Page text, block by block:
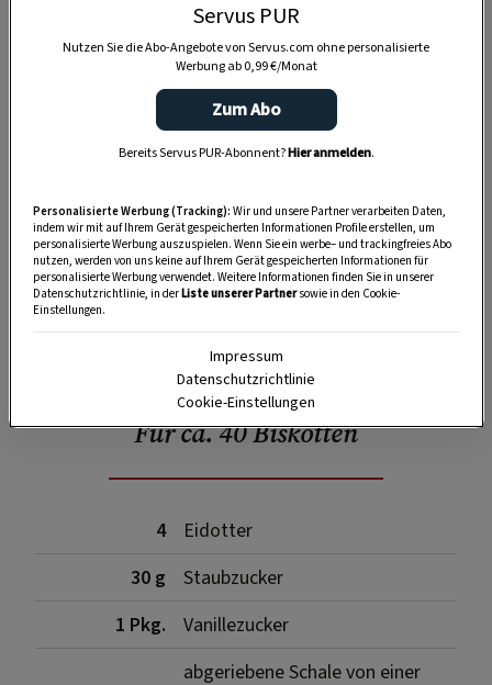
SPEICHERN DRUCKEN
Für ca. 40 Biskotten
4
Eidotter
30 g
Staubzucker
1 Pkg.
Vanillezucker
abgeriebene Schale von einer
Servus PUR
Nutzen Sie die Abo-Angebote von Servus.com ohne personalisierte
Werbung ab 0,99 €/Monat
Zum Abo
Bereits Servus PUR-Abonnent?Hier anmelden.
Personalisierte Werbung (Tracking): Wir und unsere Partner verarbeiten Daten,
indem wir mit auf Ihrem Gerät gespeicherten Informationen Profile erstellen, um
personalisierte Werbung auszuspielen. Wenn Sie ein werbe– und trackingfreies Abo
nutzen, werden von uns keine auf Ihrem Gerät gespeicherten Informationen für
personalisierte Werbung verwendet. Weitere Informationen finden Sie in unserer
Datenschutzrichtlinie, in derListe unserer Partnersowie in den Cookie-
Einstellungen.
Impressum
Datenschutzrichtlinie
Cookie-Einstellungen